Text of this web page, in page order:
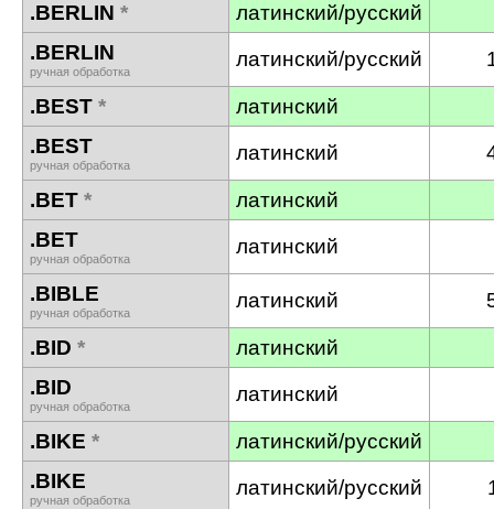
.BERLIN *
латинский/русский
.BERLIN
ручная обработка
латинский/русский
.BEST *
латинский
.BEST
ручная обработка
латинский
.BET *
латинский
.BET
ручная обработка
латинский
.BIBLE
ручная обработка
латинский
.BID *
латинский
.BID
ручная обработка
латинский
.BIKE *
латинский/русский
.BIKE
ручная обработка
латинский/русский